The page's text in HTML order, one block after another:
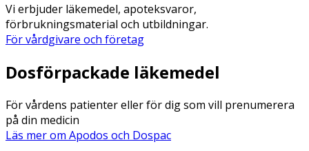
Vi erbjuder läkemedel, apoteksvaror,
förbrukningsmaterial och utbildningar.
För vårdgivare och företag
Dosförpackade läkemedel
För vårdens patienter eller för dig som vill prenumerera
på din medicin
Läs mer om Apodos och Dospac